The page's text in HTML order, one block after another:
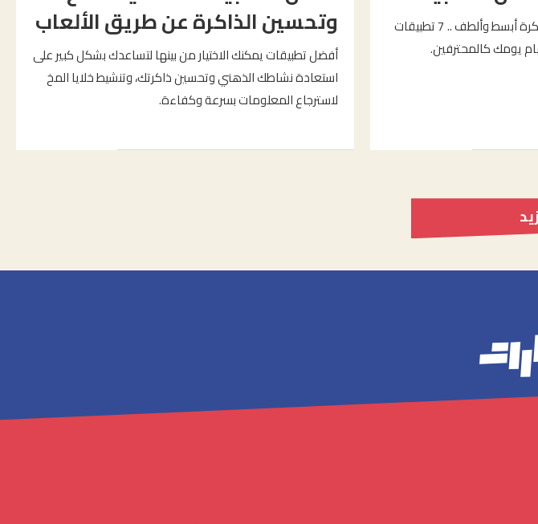
أدوات تساعدنا نخلي عملية المذاكرة أبسط وألطف .. 7 تطبيقات
يومك كالمحترفين.
وتحسين الذاكرة عن طريق الألعاب
أفضل تطبيقات يمكنك الاختيار من بينها لتساعدك بشكل كبير على
استعادة نشاطك الذهني وتحسين ذاكرتك، وتنشيط خلايا المخ
لاسترجاع المعلومات بسرعة وكفاءة.